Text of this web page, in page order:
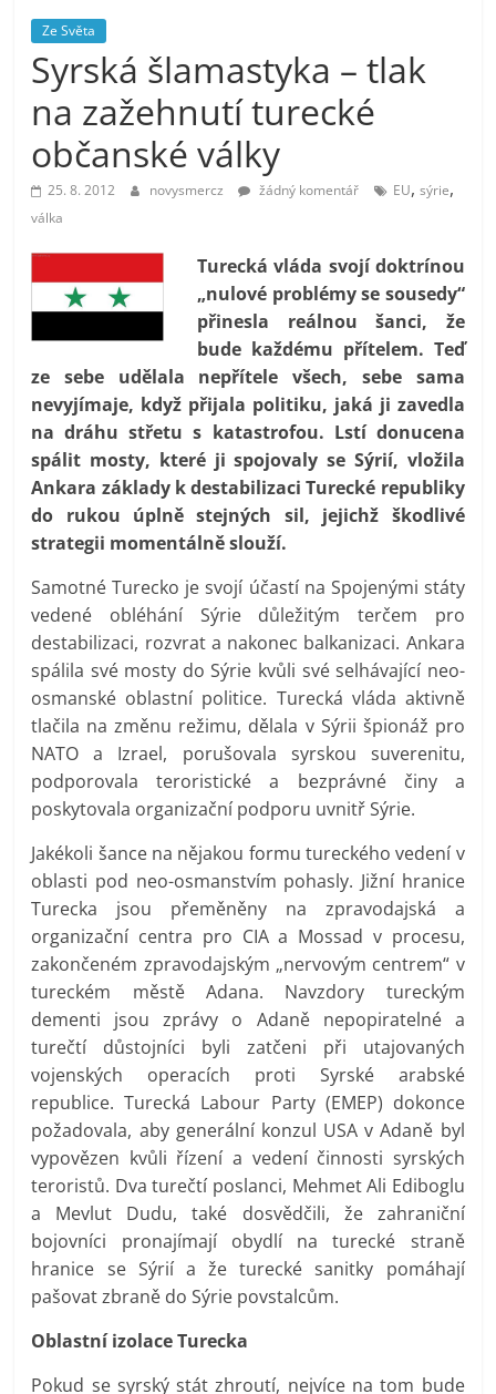
prospívá?
Ze Světa
Syrská šlamastyka – tlak
na zažehnutí turecké
občanské války
25. 8. 2012 novysmercz žádný komentář EU,sýrie,
válka
Turecká vláda svojí doktrínou
„nulové problémy se sousedy“
přinesla reálnou šanci, že
bude každému přítelem. Teď
ze sebe udělala nepřítele všech, sebe sama
nevyjímaje, když přijala politiku, jaká ji zavedla
na dráhu střetu s katastrofou. Lstí donucena
spálit mosty, které ji spojovaly se Sýrií, vložila
Ankara základy k destabilizaci Turecké republiky
do rukou úplně stejných sil, jejichž škodlivé
strategii momentálně slouží.
Samotné Turecko je svojí účastí na Spojenými státy
vedené obléhání Sýrie důležitým terčem pro
destabilizaci, rozvrat a nakonec balkanizaci. Ankara
spálila své mosty do Sýrie kvůli své selhávající neo-
osmanské oblastní politice. Turecká vláda aktivně
tlačila na změnu režimu, dělala v Sýrii špionáž pro
NATO a Izrael, porušovala syrskou suverenitu,
podporovala teroristické a bezprávné činy a
poskytovala organizační podporu uvnitř Sýrie.
Jakékoli šance na nějakou formu tureckého vedení v
oblasti pod neo-osmanstvím pohasly. Jižní hranice
Turecka jsou přeměněny na zpravodajská a
organizační centra pro CIA a Mossad v procesu,
zakončeném zpravodajským „nervovým centrem“ v
tureckém městě Adana. Navzdory tureckým
dementi jsou zprávy o Adaně nepopiratelné a
turečtí důstojníci byli zatčeni při utajovaných
vojenských operacích proti Syrské arabské
republice. Turecká Labour Party (EMEP) dokonce
požadovala, aby generální konzul USA v Adaně byl
vypovězen kvůli řízení a vedení činnosti syrských
teroristů. Dva turečtí poslanci, Mehmet Ali Ediboglu
a Mevlut Dudu, také dosvědčili, že zahraniční
bojovníci pronajímají obydlí na turecké straně
hranice se Sýrií a že turecké sanitky pomáhají
pašovat zbraně do Sýrie povstalcům.
Oblastní izolace Turecka
Pokud se syrský stát zhroutí, nejvíce na tom bude